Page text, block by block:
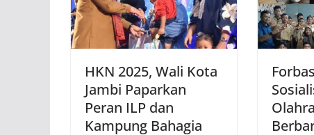
HKN 2025, Wali Kota
Jambi Paparkan
Peran ILP dan
Kampung Bahagia